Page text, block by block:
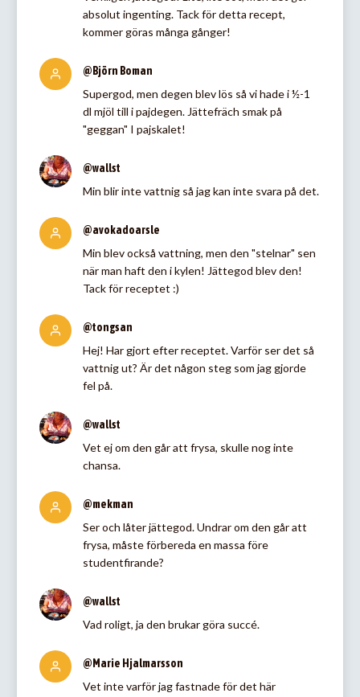
absolut ingenting. Tack för detta recept,
kommer göras många gånger!
@Björn Boman
Supergod, men degen blev lös så vi hade i ½-1
dl mjöl till i pajdegen. Jättefräch smak på
"geggan" I pajskalet!
@wallst
Min blir inte vattnig så jag kan inte svara på det.
@avokadoarsle
Min blev också vattning, men den "stelnar" sen
när man haft den i kylen! Jättegod blev den!
Tack för receptet :)
@tongsan
Hej! Har gjort efter receptet. Varför ser det så
vattnig ut? Är det någon steg som jag gjorde
fel på.
@wallst
Vet ej om den går att frysa, skulle nog inte
chansa.
@mekman
Ser och låter jättegod. Undrar om den går att
frysa, måste förbereda en massa före
studentfirande?
@wallst
Vad roligt, ja den brukar göra succé.
@Marie Hjalmarsson
Vet inte varför jag fastnade för det här